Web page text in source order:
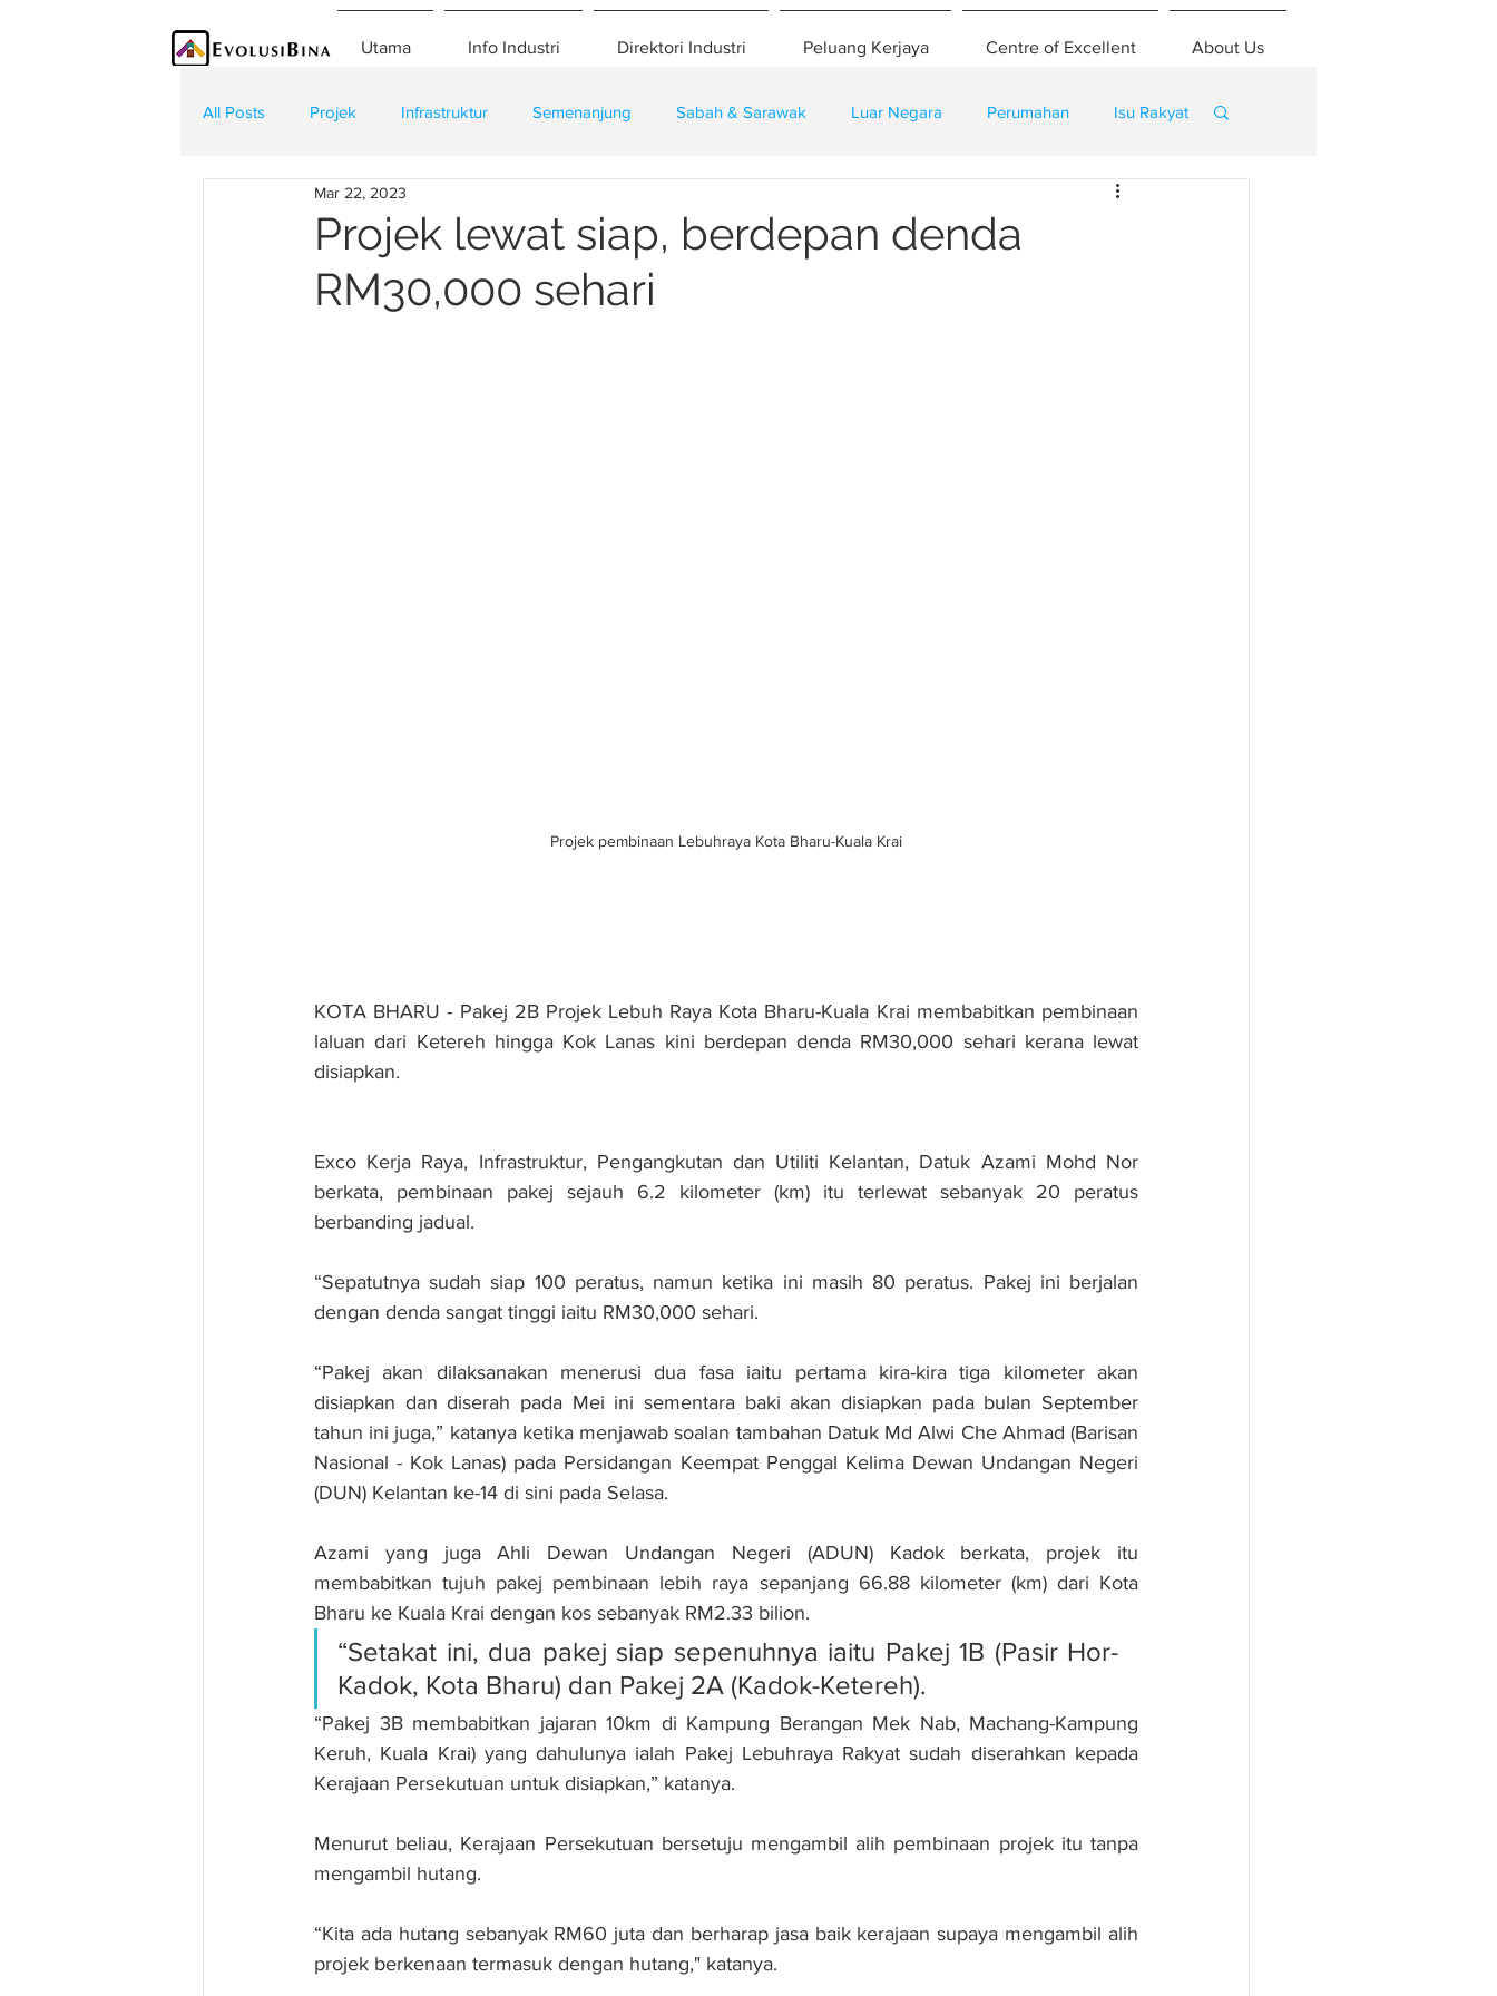
Utama Info Industri Direktori Industri Peluang Kerjaya Centre of Excellent About Us
All Posts Projek Infrastruktur Semenanjung Sabah & Sarawak Luar Negara Perumahan Isu Rakyat
Teknologi Kontraktor
Projek lewat siap, berdepan denda
RM30,000 sehari
Mar 22, 2023
Projek pembinaan Lebuhraya Kota Bharu-Kuala Krai
KOTA BHARU - Pakej 2B Projek Lebuh Raya Kota Bharu-Kuala Krai membabitkan pembinaan
laluan dari Ketereh hingga Kok Lanas kini berdepan denda RM30,000 sehari kerana lewat
disiapkan.
Exco Kerja Raya, Infrastruktur, Pengangkutan dan Utiliti Kelantan, Datuk Azami Mohd Nor
berkata, pembinaan pakej sejauh 6.2 kilometer (km) itu terlewat sebanyak 20 peratus
berbanding jadual.
“Sepatutnya sudah siap 100 peratus, namun ketika ini masih 80 peratus. Pakej ini berjalan
dengan denda sangat tinggi iaitu RM30,000 sehari.
“Pakej akan dilaksanakan menerusi dua fasa iaitu pertama kira-kira tiga kilometer akan
disiapkan dan diserah pada Mei ini sementara baki akan disiapkan pada bulan September
tahun ini juga,” katanya ketika menjawab soalan tambahan Datuk Md Alwi Che Ahmad (Barisan
Nasional - Kok Lanas) pada Persidangan Keempat Penggal Kelima Dewan Undangan Negeri
(DUN) Kelantan ke-14 di sini pada Selasa.
Azami yang juga Ahli Dewan Undangan Negeri (ADUN) Kadok berkata, projek itu
membabitkan tujuh pakej pembinaan lebih raya sepanjang 66.88 kilometer (km) dari Kota
Bharu ke Kuala Krai dengan kos sebanyak RM2.33 bilion.
“Setakat ini, dua pakej siap sepenuhnya iaitu Pakej 1B (Pasir Hor-
Kadok, Kota Bharu) dan Pakej 2A (Kadok-Ketereh).
“Pakej 3B membabitkan jajaran 10km di Kampung Berangan Mek Nab, Machang-Kampung
Keruh, Kuala Krai) yang dahulunya ialah Pakej Lebuhraya Rakyat sudah diserahkan kepada
Kerajaan Persekutuan untuk disiapkan,” katanya.
Menurut beliau, Kerajaan Persekutuan bersetuju mengambil alih pembinaan projek itu tanpa
mengambil hutang.
“Kita ada hutang sebanyak RM60 juta dan berharap jasa baik kerajaan supaya mengambil alih
projek berkenaan termasuk dengan hutang," katanya.